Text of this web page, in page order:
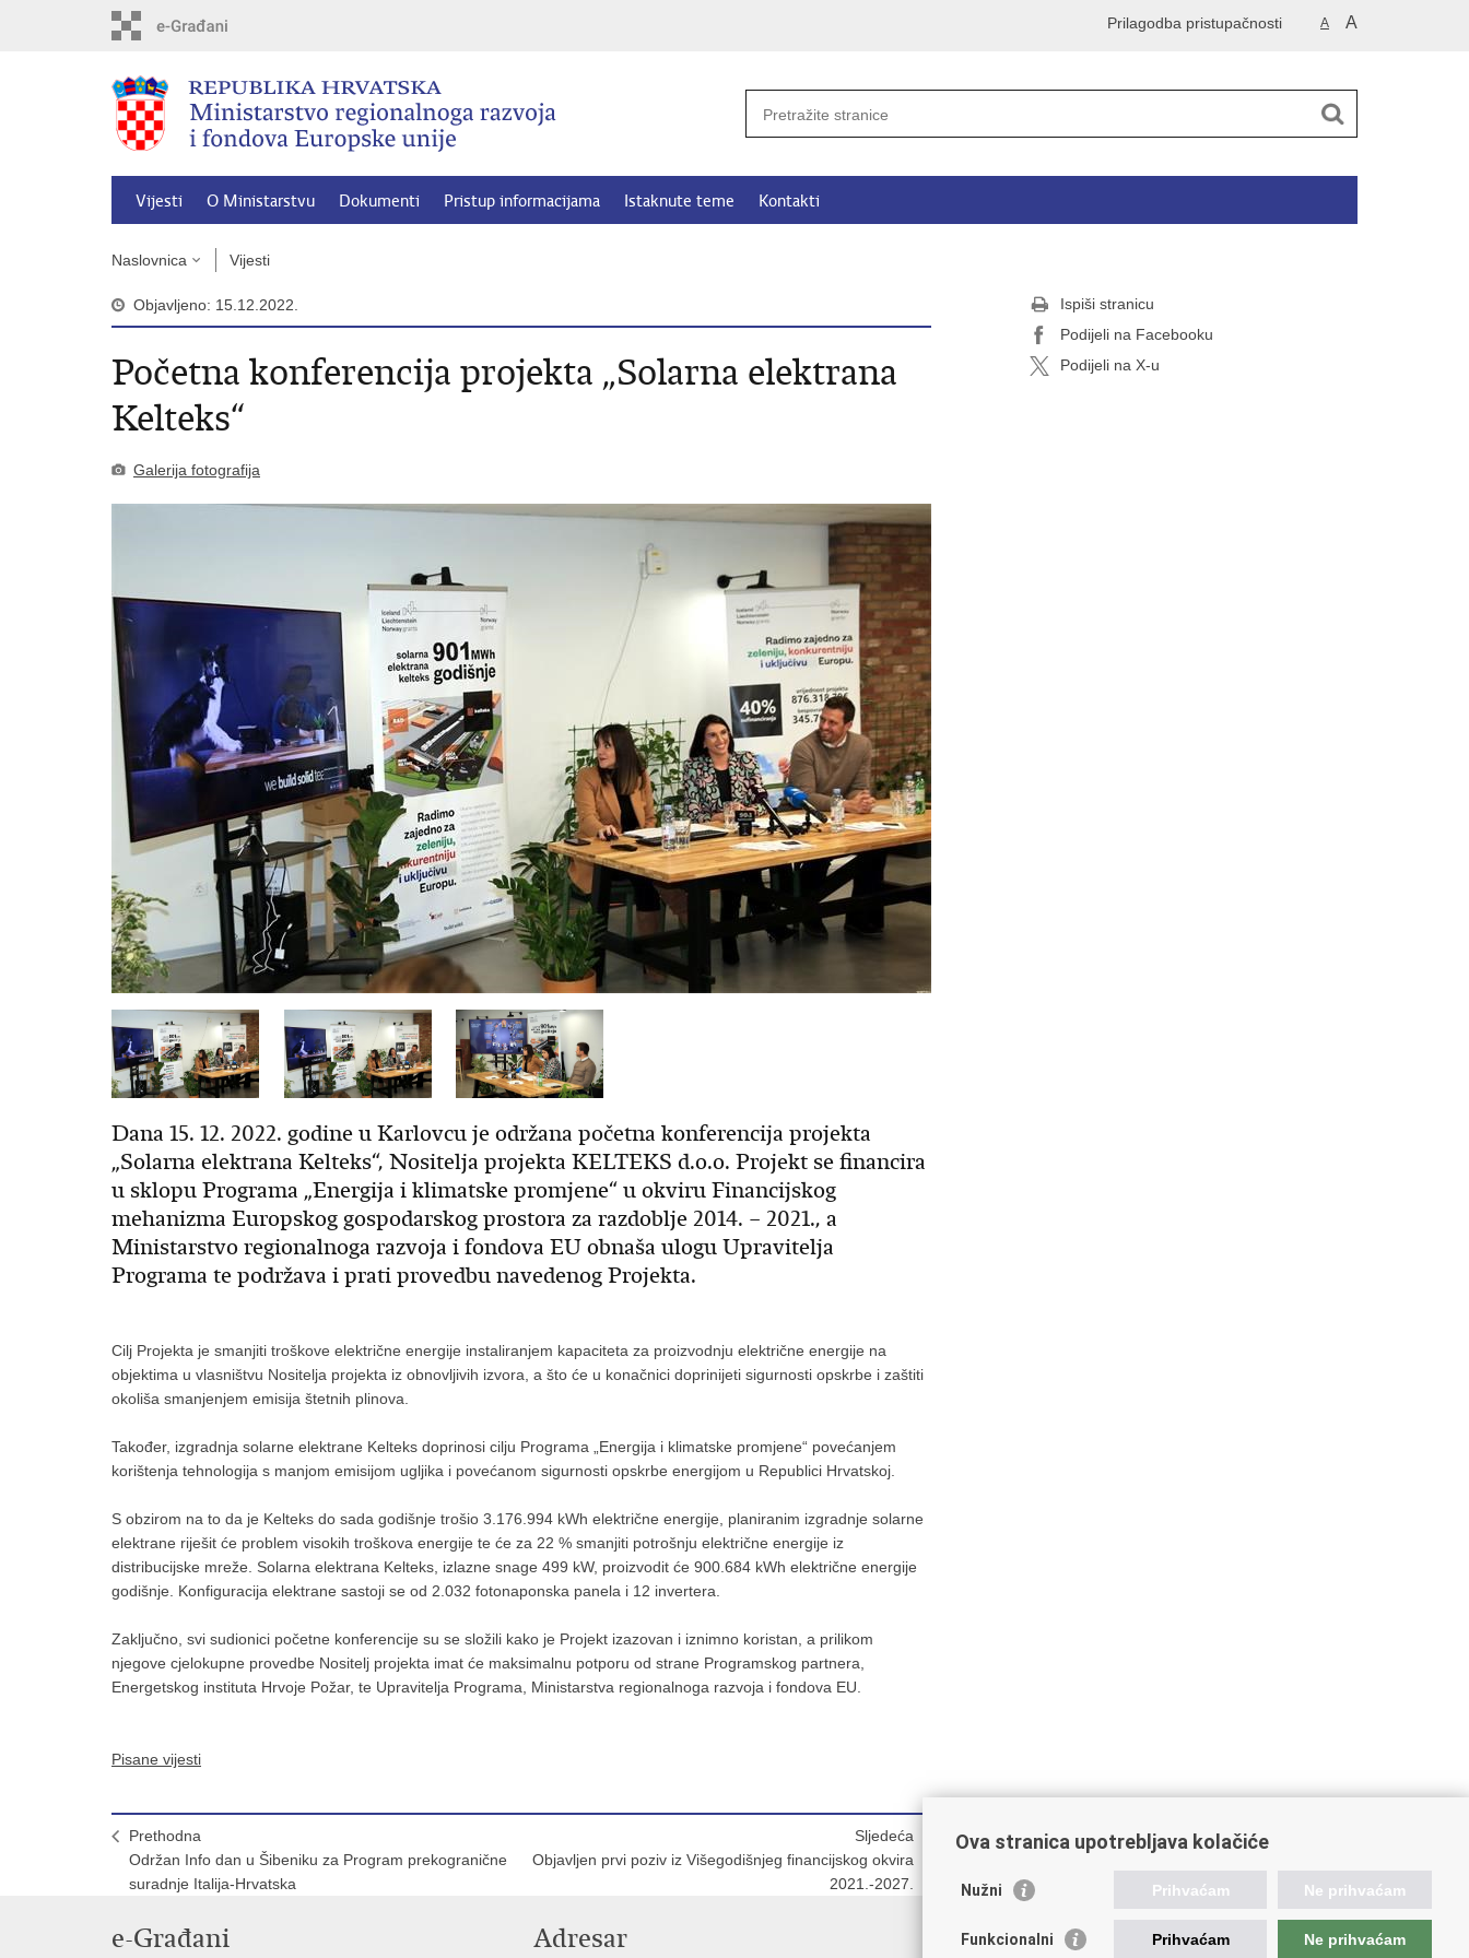
A A
Prilagodba pristupačnosti
Vijesti O Ministarstvu Dokumenti Pristup informacijama Istaknute teme Kontakti
Naslovnica Vijesti
Objavljeno: 15.12.2022.
Početna konferencija projekta „Solarna elektrana
Kelteks“
Galerija fotografija
​Dana 15. 12. 2022. godine u Karlovcu je održana početna konferencija projekta
„Solarna elektrana Kelteks“, Nositelja projekta KELTEKS d.o.o. Projekt se financira
u sklopu Programa „Energija i klimatske promjene“ u okviru Financijskog
mehanizma Europskog gospodarskog prostora za razdoblje 2014. – 2021., a
Ministarstvo regionalnoga razvoja i fondova EU obnaša ulogu Upravitelja
Programa te podržava i prati provedbu navedenog Projekta.
Cilj Projekta je smanjiti troškove električne energije instaliranjem kapaciteta za proizvodnju električne energije na
objektima u vlasništvu Nositelja projekta iz obnovljivih izvora, a što će u konačnici doprinijeti sigurnosti opskrbe i zaštiti
okoliša smanjenjem emisija štetnih plinova.
Također, izgradnja solarne elektrane Kelteks doprinosi cilju Programa „Energija i klimatske promjene“ povećanjem
korištenja tehnologija s manjom emisijom ugljika i povećanom sigurnosti opskrbe energijom u Republici Hrvatskoj.
S obzirom na to da je Kelteks do sada godišnje trošio 3.176.994 kWh električne energije, planiranim izgradnje solarne
elektrane riješit će problem visokih troškova energije te će za 22 % smanjiti potrošnju električne energije iz
distribucijske mreže. Solarna elektrana Kelteks, izlazne snage 499 kW, proizvodit će 900.684 kWh električne energije
godišnje. Konfiguracija elektrane sastoji se od 2.032 fotonaponska panela i 12 invertera.
Zaključno, svi sudionici početne konferencije su se složili kako je Projekt izazovan i iznimno koristan, a prilikom
njegove cjelokupne provedbe Nositelj projekta imat će maksimalnu potporu od strane Programskog partnera,
Energetskog instituta Hrvoje Požar, te Upravitelja Programa, Ministarstva regionalnoga razvoja i fondova EU.
Pisane vijesti
Prethodna
Održan Info dan u Šibeniku za Program prekogranične
suradnje Italija-Hrvatska
Sljedeća
Objavljen prvi poziv iz Višegodišnjeg financijskog okvira
2021.-2027.
Ispiši stranicu
Podijeli na Facebooku
Podijeli na X-u
e-Građani Adresar Važne poveznice
Ova stranica upotrebljava kolačiće
Nužni Prihvaćam Ne prihvaćam
Funkcionalni Prihvaćam Ne prihvaćam